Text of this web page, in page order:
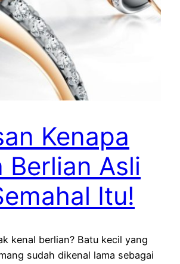
Kenapa
Berlian Asli
Itu!
kenal berlian? Batu kecil yang
sudah dikenal lama sebagai